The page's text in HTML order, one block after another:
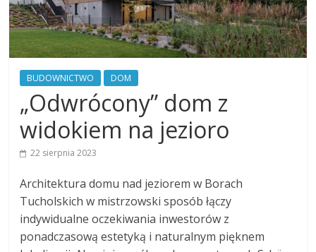
BUDOWNICTWO DOM
„Odwrócony” dom z
widokiem na jezioro
22 sierpnia 2023
Architektura domu nad jeziorem w Borach
Tucholskich w mistrzowski sposób łączy
indywidualne oczekiwania inwestorów z
ponadczasową estetyką i naturalnym pięknem